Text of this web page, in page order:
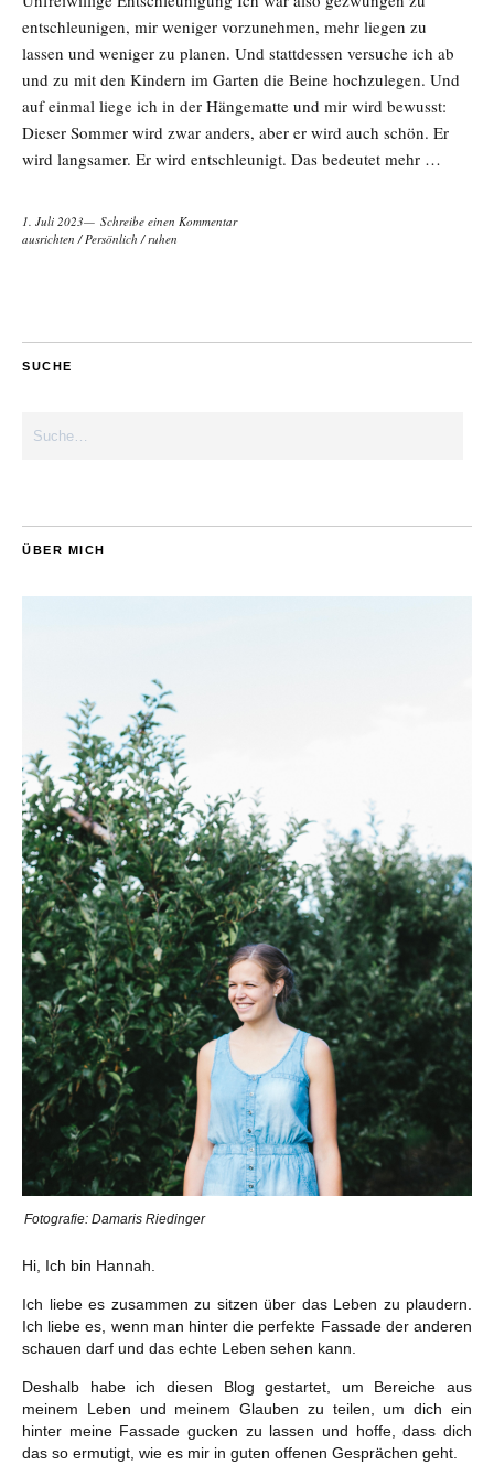
entschleunigen, mir weniger vorzunehmen, mehr liegen zu
lassen und weniger zu planen. Und stattdessen versuche ich ab
und zu mit den Kindern im Garten die Beine hochzulegen. Und
auf einmal liege ich in der Hängematte und mir wird bewusst:
Dieser Sommer wird zwar anders, aber er wird auch schön. Er
wird langsamer. Er wird entschleunigt. Das bedeutet mehr …
1. Juli 2023
Schreibe einen Kommentar
ausrichten / Persönlich /ruhen
SUCHE
ÜBER MICH
Fotografie: Damaris Riedinger
Hi, Ich bin Hannah.
Ich liebe es zusammen zu sitzen über das Leben zu plaudern.
Ich liebe es, wenn man hinter die perfekte Fassade der anderen
schauen darf und das echte Leben sehen kann.
Deshalb habe ich diesen Blog gestartet, um Bereiche aus
meinem Leben und meinem Glauben zu teilen, um dich ein
hinter meine Fassade gucken zu lassen und hoffe, dass dich
das so ermutigt, wie es mir in guten offenen Gesprächen geht.